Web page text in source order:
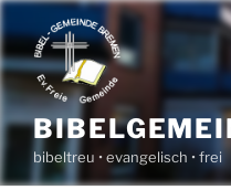
Inhalt
springen
bibeltreu • evangelisch • frei